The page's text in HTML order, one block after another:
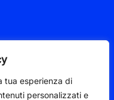
tua esperienza di
personalizzati e